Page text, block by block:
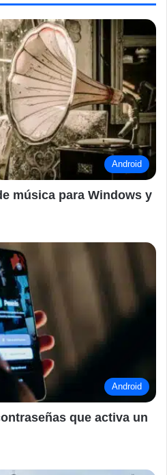
Android
música para Windows y
Android
que activa un